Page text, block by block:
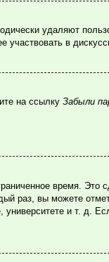
удаляют
участвовать в
на ссылкуЗабыли
время. Это
раз, вы можете
университете и т. д.